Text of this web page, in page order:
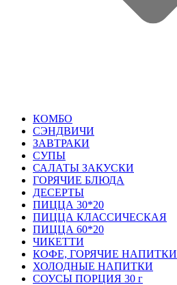
КОМБО
СЭНДВИЧИ
ЗАВТРАКИ
СУПЫ
САЛАТЫ ЗАКУСКИ
ГОРЯЧИЕ БЛЮДА
ДЕСЕРТЫ
ПИЦЦА 30*20
ПИЦЦА КЛАССИЧЕСКАЯ
ПИЦЦА 60*20
ЧИКЕТТИ
КОФЕ, ГОРЯЧИЕ НАПИТКИ
ХОЛОДНЫЕ НАПИТКИ
СОУСЫ ПОРЦИЯ 30 г